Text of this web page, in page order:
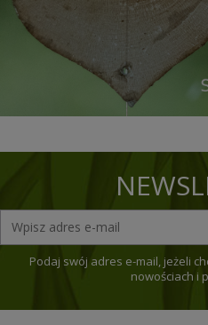
Podaj swój adres e-mail, jeżeli
nowościach i